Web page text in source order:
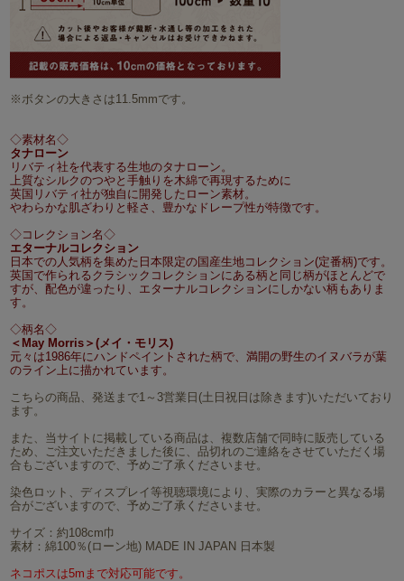
※ボタンの大きさは11.5mmです。
◇素材名◇
タナローン
リバティ社を代表する生地のタナローン。
上質なシルクのつやと手触りを木綿で再現するために
英国リバティ社が独自に開発したローン素材。
やわらかな肌ざわりと軽さ、豊かなドレープ性が特徴です。
◇コレクション名◇
エターナルコレクション
日本での人気柄を集めた日本限定の国産生地コレクション(定番柄)です。
英国で作られるクラシックコレクションにある柄と同じ柄がほとんどで
すが、配色が違ったり、エターナルコレクションにしかない柄もありま
す。
◇柄名◇
＜May Morris＞(メイ・モリス)
元々は1986年にハンドペイントされた柄で、満開の野生のイヌバラが葉
のライン上に描かれています。
こちらの商品、発送まで1～3営業日(土日祝日は除きます)いただいており
ます。
また、当サイトに掲載している商品は、複数店舗で同時に販売している
ため、ご注文いただきました後に、品切れのご連絡をさせていただく場
合もございますので、予めご了承くださいませ。
染色ロット、ディスプレイ等視聴環境により、実際のカラーと異なる場
合がございますので、予めご了承くださいませ。
サイズ：約108cm巾
素材：綿100％(ローン地) MADE IN JAPAN 日本製
ネコポスは5mまで対応可能です。